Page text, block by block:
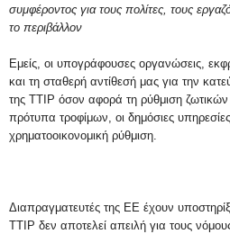
συμφέροντος για τους πολίτες, τους
το περιβάλλον
Εμείς, οι υπογράφουσες οργανώσεις,
και τη σταθερή αντίθεσή μας για την
της ΤΤΙΡ όσον αφορά τη ρύθμιση
πρότυπα τροφίμων, οι δημόσιες
χρηματοοικονομική ρύθμιση.
Διαπραγματευτές της ΕΕ έχουν
ΤΤΙΡ δεν αποτελεί απειλή για τους